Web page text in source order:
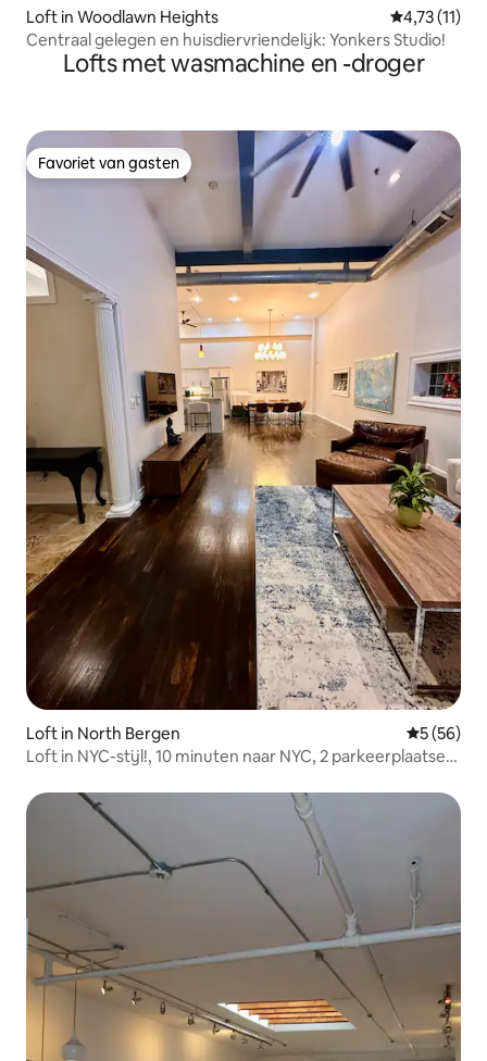
Loft in Woodlawn Heights Gemiddelde
4,73 (11)
Centraal gelegen en huisdiervriendelijk: Yonkers Studio!
Lofts met wasmachine en -droger
Favoriet van gasten
Favoriet van gasten
Loft in North Bergen
5 (56)
Loft in NYC-stijl!, 10 minuten naar NYC, 2 parkeerplaatsen